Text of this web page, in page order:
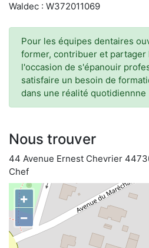
Waldec : W372011069
Pour les équipes dentaires
former, contribuer et partager
l'occasion de s'épanouir
satisfaire un besoin de
dans une réalité quotidiennne
Nous trouver
44 Avenue Ernest Chevrier
Chef
+
−